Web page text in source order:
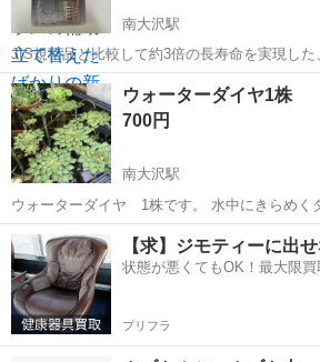
南大沢駅
JIS規格品と比較して約3倍の長寿命を実現した
の点灯管です。 - メーカー: Panasonic - 型番: FG-1EL - 適合ランプ:
10〜30形蛍光灯 - 入り数: 1個 - 特徴: 長寿...
東京 八王子市 南大沢駅 その他
ウォーターダイヤ1株
700円
南大沢駅
ウォーターダイヤ 1株です。 水中にきらめくダイヤのような美しさ
―― アクアリウムやビオトープにぴったりな
なります。 ・発送前に検品はいたしますが、メダカの容器で一緒に育
てているため、稀に...
東京 八王子市 南大沢駅 その他
【求】ジモティーに出
状態が悪くてもOK！最大限買
プリフラ